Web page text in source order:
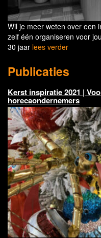
Wil je meer weten over een
zelf één organiseren voor
30 jaar lees verder
Publicaties
Kerst inspiratie 2021 |
horecaondernemers